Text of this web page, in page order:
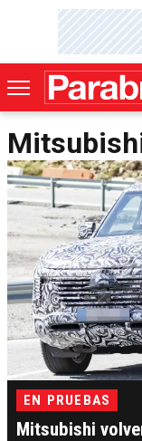
EN PRUEBAS
Mitsubishi